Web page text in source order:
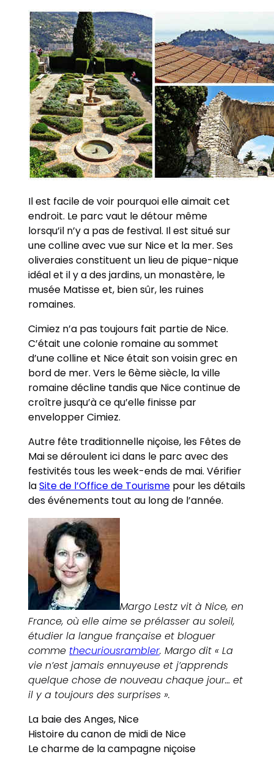
Il est facile de voir pourquoi elle aimait cet
endroit. Le parc vaut le détour même
lorsqu’il n’y a pas de festival. Il est situé sur
une colline avec vue sur Nice et la mer. Ses
oliveraies constituent un lieu de pique-nique
idéal et il y a des jardins, un monastère, le
musée Matisse et, bien sûr, les ruines
romaines.
Cimiez n’a pas toujours fait partie de Nice.
C’était une colonie romaine au sommet
d’une colline et Nice était son voisin grec en
bord de mer. Vers le 6ème siècle, la ville
romaine décline tandis que Nice continue de
croître jusqu’à ce qu’elle finisse par
envelopper Cimiez.
Autre fête traditionnelle niçoise, les Fêtes de
Mai se déroulent ici dans le parc avec des
festivités tous les week-ends de mai. Vérifier
laSite de l’Office de Tourisme pour les détails
des événements tout au long de l’année.
Margo Lestz vit à Nice, en
France, où elle aime se prélasser au soleil,
étudier la langue française et bloguer
comme thecuriousrambler. Margo dit « La
vie n’est jamais ennuyeuse et j’apprends
quelque chose de nouveau chaque jour… et
il y a toujours des surprises ».
La baie des Anges, Nice
Histoire du canon de midi de Nice
Le charme de la campagne niçoise